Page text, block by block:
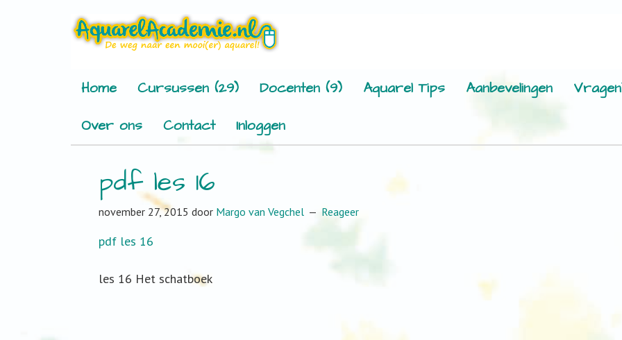
Home Cursussen (29) Docenten (9) Aquarel Tips Aanbevelingen
Over ons
Contact Inloggen
pdf les 16
november 27, 2015 door Margo van Vegchel Reageer
pdf les 16
les 16 Het schatboek